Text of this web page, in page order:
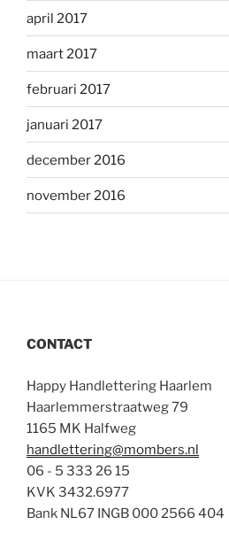
april 2017
maart 2017
februari 2017
januari 2017
december 2016
november 2016
CONTACT
Happy Handlettering Haarlem
Haarlemmerstraatweg 79
1165 MK Halfweg
handlettering@mombers.nl
06 - 5 333 26 15
KVK 3432.6977
Bank NL67 INGB 000 2566 404